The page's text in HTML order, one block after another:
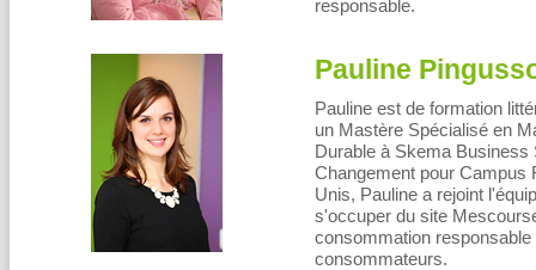
responsable.
Pauline
Pauline est de formation
un Mastère Spécialisé en
Durable à Skema
Changement pour Campus
Unis, Pauline a rejoint
s'occuper du site
consommation
consommateurs.